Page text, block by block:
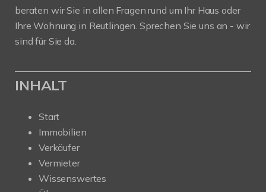
beraten wir Sie in allen Fragen rund um Ihr Haus oder
Ihre Wohnung in Reutlingen. Sprechen Sie uns an - wir
sind für Sie da.
INHALT
Start
Immobilien
Verkäufer
Vermieter
Wissenswertes